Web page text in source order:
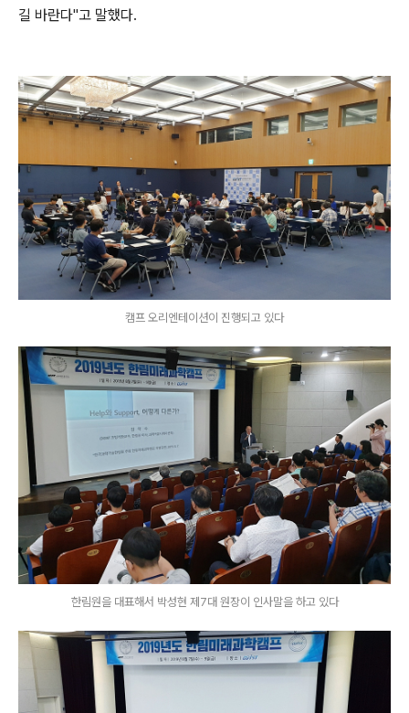
길 바란다"고 말했다.
캠프 오리엔테이션이 진행되고 있다
한림원을 대표해서 박성현 제7대 원장이 인사말을 하고 있다